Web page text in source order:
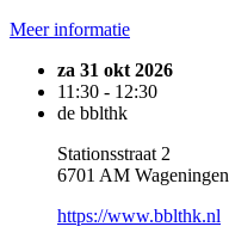
Meer informatie
za 31 okt 2026
11:30 - 12:30
de bblthk
Stationsstraat 2
6701 AM Wageningen
https://www.bblthk.nl